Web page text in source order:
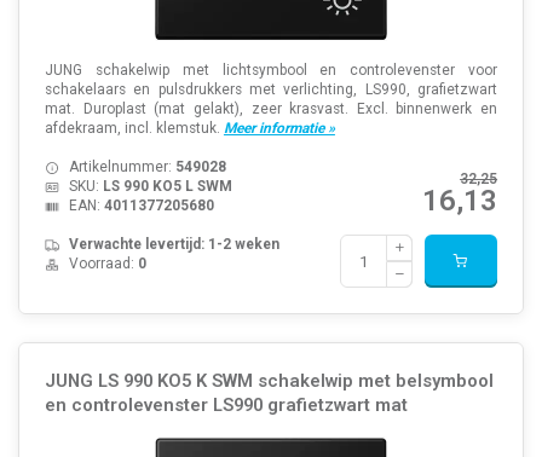
JUNG schakelwip met lichtsymbool en controlevenster voor
schakelaars en pulsdrukkers met verlichting, LS990, grafietzwart
mat. Duroplast (mat gelakt), zeer krasvast. Excl. binnenwerk en
afdekraam, incl. klemstuk. Meer informatie »
32,25
16,13
Artikelnummer: 549028
SKU: LS 990 KO5 L SWM
EAN: 4011377205680
Verwachte levertijd: 1-2 weken
Voorraad: 0
JUNG LS 990 KO5 K SWM schakelwip met belsymbool
en controlevenster LS990 grafietzwart mat